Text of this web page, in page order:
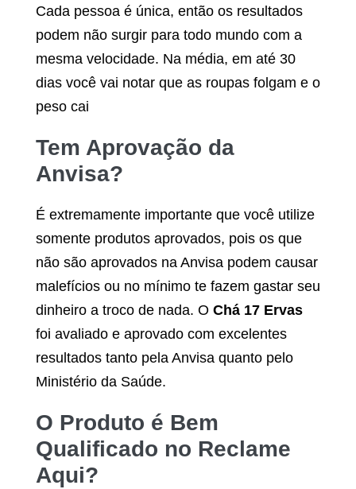
Cada pessoa é única, então os resultados
podem não surgir para todo mundo com a
mesma velocidade. Na média, em até 30
dias você vai notar que as roupas folgam e o
peso cai
Tem Aprovação da
Anvisa?
É extremamente importante que você utilize
somente produtos aprovados, pois os que
não são aprovados na Anvisa podem causar
malefícios ou no mínimo te fazem gastar seu
dinheiro a troco de nada. O Chá 17 Ervas
foi avaliado e aprovado com excelentes
resultados tanto pela Anvisa quanto pelo
Ministério da Saúde.
O Produto é Bem
Qualificado no Reclame
Aqui?